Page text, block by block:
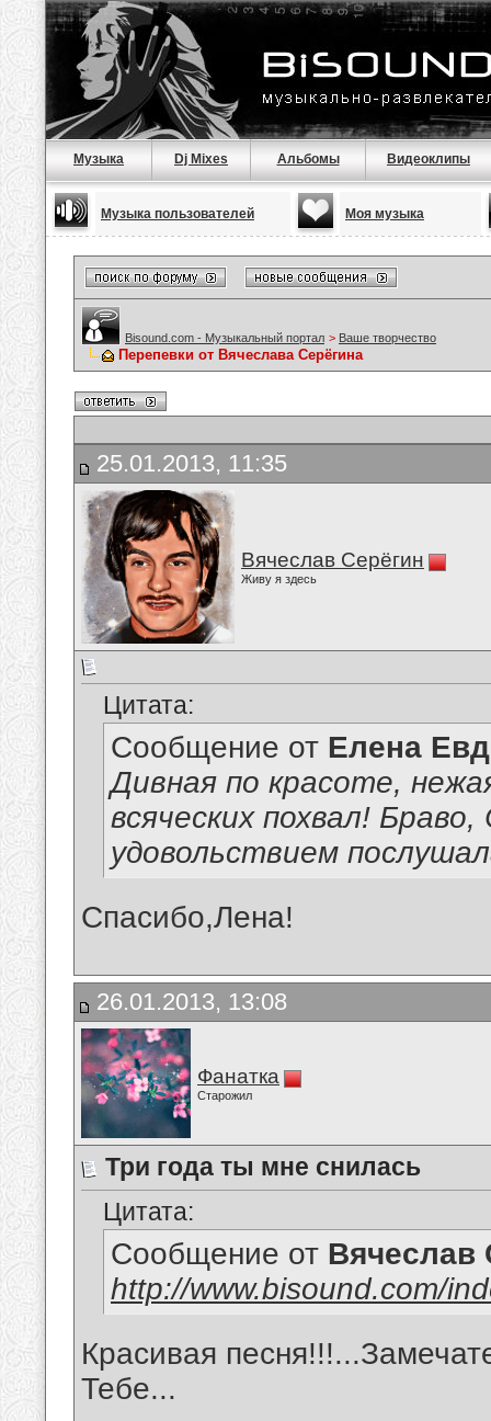
Музыка Dj Mixes Альбомы Видеоклипы
Музыка пользователей Моя музыка
Bisound.com - Музыкальный портал > Ваше творчество
Перепевки от Вячеслава Серёгина
25.01.2013, 11:35
Вячеслав Серёгин
Живу я здесь
Цитата:
Сообщение от Елена
Дивная по красоте,
всяческих похвал!
удовольствием
Спасибо,Лена!
26.01.2013, 13:08
Фанатка
Старожил
Три года ты мне снилась
Цитата:
Сообщение от Вячеслав
http://www.bisound.com/
Красивая
Тебе...